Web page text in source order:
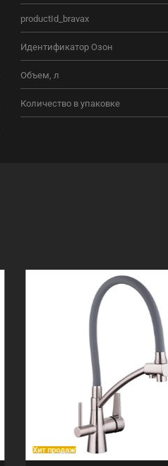
productId_bravax
Идентификатор Озон
Объем, л
Количество в упаковке
Хит продаж